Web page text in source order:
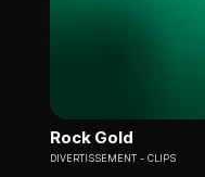
Rock Gold
DIVERTISSEMENT CLIPS